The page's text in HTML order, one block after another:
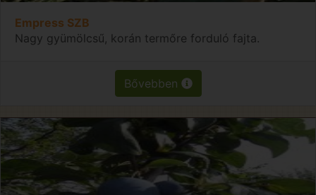
Empress SZB
Nagy gyümölcsű, korán termőre forduló fajta.
Bővebben